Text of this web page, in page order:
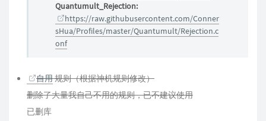
Quantumult_Rejection:
https://raw.githubusercontent.com/Conner
sHua/Profiles/master/Quantumult/Rejection.c
onf
自用规则（根据神机规则修改）
删除了大量我自己不用的规则，已不建议使用
已删库